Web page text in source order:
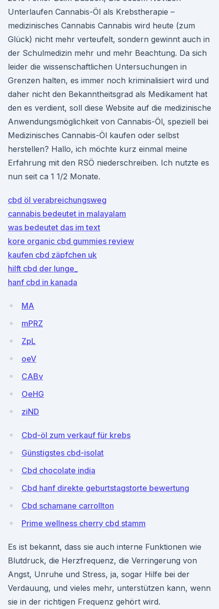
Unterlaufen Cannabis-Öl als Krebstherapie –
medizinisches Cannabis Cannabis wird heute (zum
Glück) nicht mehr verteufelt, sondern gewinnt auch in
der Schulmedizin mehr und mehr Beachtung. Da sich
leider die wissenschaftlichen Untersuchungen in
Grenzen halten, es immer noch kriminalisiert wird und
daher nicht den Bekanntheitsgrad als Medikament hat
den es verdient, soll diese Website auf die medizinische
Anwendungsmöglichkeit von Cannabis-Öl, speziell bei
Medizinisches Cannabis-Öl kaufen oder selbst
herstellen? Hallo, ich möchte kurz einmal meine
Erfahrung mit den RSÖ niederschreiben. Ich nutzte es
nun seit ca 1 1/2 Monate.
cbd öl verabreichungsweg
cannabis bedeutet in malayalam
was bedeutet das im text
kore organic cbd gummies review
kaufen cbd zäpfchen uk
hilft cbd der lunge_
hanf cbd in kanada
MA
mPRZ
ZpL
oeV
CABv
OeHG
ziND
Cbd-öl zum verkauf für krebs
Günstigstes cbd-isolat
Cbd chocolate india
Cbd hanf direkte geburtstagstorte bewertung
Cbd schamane carrollton
Prime wellness cherry cbd stamm
Es ist bekannt, dass sie auch interne Funktionen wie
Blutdruck, die Herzfrequenz, die Verringerung von
Angst, Unruhe und Stress, ja, sogar Hilfe bei der
Verdauung, und vieles mehr, unterstützen kann, wenn
sie in der richtigen Frequenz gehört wird.